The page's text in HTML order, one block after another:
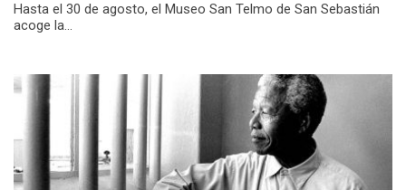
Hasta el 30 de agosto, el Museo San Telmo de San Sebastián
acoge la...